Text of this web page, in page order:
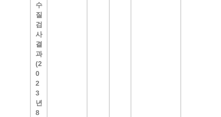
수
질
검
사
결
과
(2
0
2
3
년
8